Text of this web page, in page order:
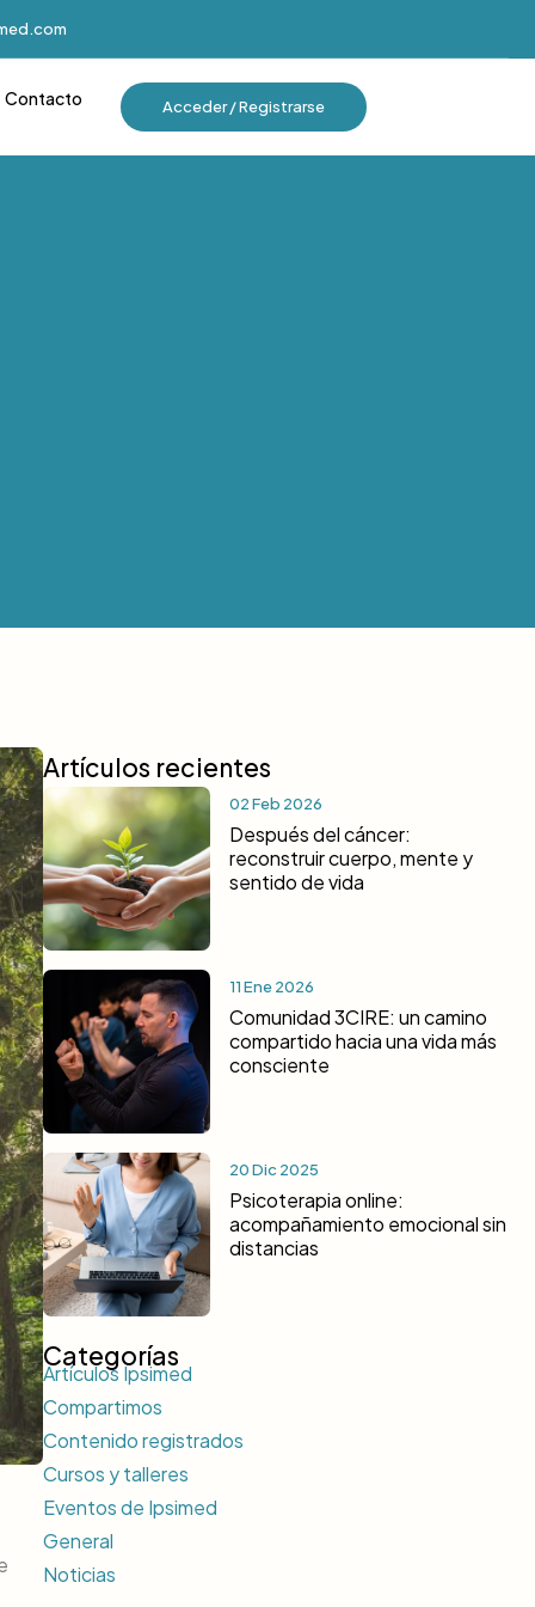
Contacto Acceder / Registrarse
Artículos recientes
02 Feb 2026
Después del cáncer:
reconstruir cuerpo, mente y
sentido de vida
11 Ene 2026
Comunidad 3CIRE: un camino
compartido hacia una vida más
consciente
20 Dic 2025
Psicoterapia online:
acompañamiento emocional sin
distancias
Categorías
Artículos Ipsimed
Compartimos
Contenido registrados
Cursos y talleres
Eventos de Ipsimed
General
Noticias